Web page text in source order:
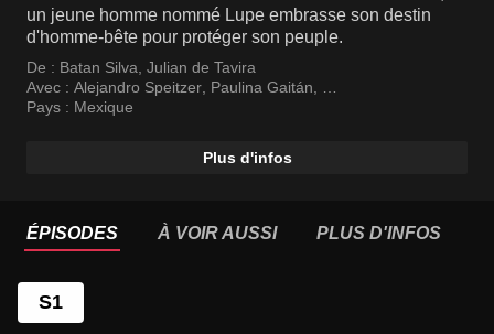
un jeune homme nommé Lupe embrasse son destin
d'homme-bête pour protéger son peuple.
De : Batan Silva, Julian de Tavira
Avec : Alejandro Speitzer, Paulina Gaitán,
Horacio Garcia Rojas
Pays : Mexique
Plus d'infos
ÉPISODES À VOIR AUSSI PLUS D'INFOS
S1